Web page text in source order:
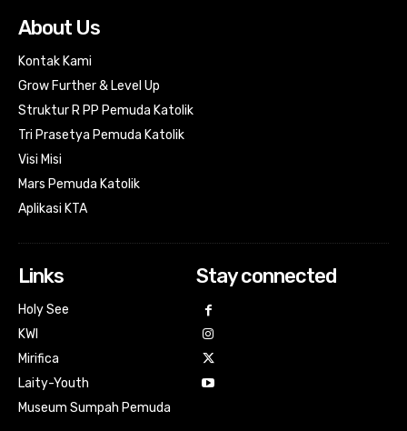
About Us
Kontak Kami
Grow Further & Level Up
Struktur R PP Pemuda Katolik
Tri Prasetya Pemuda Katolik
Visi Misi
Mars Pemuda Katolik
Aplikasi KTA
Links
Holy See
KWI
Mirifica
Laity-Youth
Museum Sumpah Pemuda
Stay connected